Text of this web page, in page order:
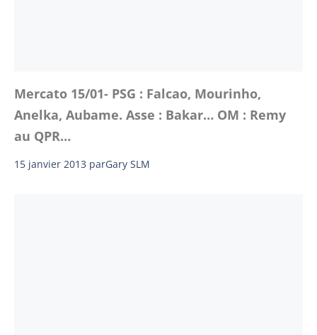
Mercato 15/01- PSG : Falcao, Mourinho,
Anelka, Aubame. Asse : Bakar… OM : Remy
au QPR…
15 janvier 2013 parGary SLM